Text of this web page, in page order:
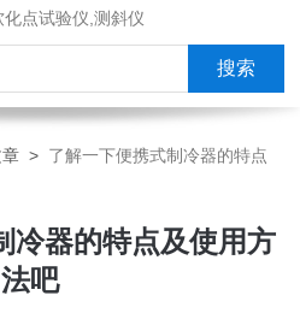
点试验仪,测斜仪
> 了解一下便携式制冷器的特点
冷器的特点及使用方
法吧